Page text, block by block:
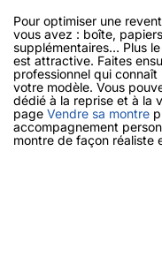
Pour optimiser une
vous avez : boîte,
supplémentaires… Plus
est attractive. Faites
professionnel qui
votre modèle. Vous
dédié à la reprise et à la
page Vendre sa montre
accompagnement
montre de façon réaliste